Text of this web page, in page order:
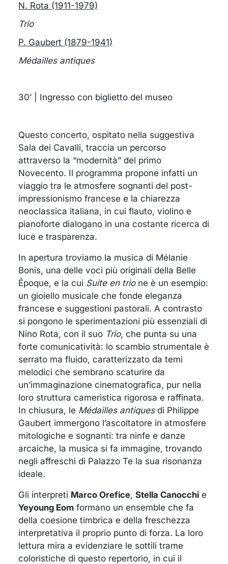
N. Rota (1911-1979)
Trio
P. Gaubert (1879-1941)
Médailles antiques
30’ | Ingresso con biglietto del museo
Questo concerto, ospitato nella suggestiva
Sala dei Cavalli, traccia un percorso
attraverso la “modernità” del primo
Novecento. Il programma propone infatti un
viaggio tra le atmosfere sognanti del post-
impressionismo francese e la chiarezza
neoclassica italiana, in cui flauto, violino e
pianoforte dialogano in una costante ricerca di
luce e trasparenza.
In apertura troviamo la musica di Mélanie
Bonis, una delle voci più originali della Belle
Époque, e la cui Suite en trio ne è un esempio:
un gioiello musicale che fonde eleganza
francese e suggestioni pastorali. A contrasto
si pongono le sperimentazioni più essenziali di
Nino Rota, con il suo Trio, che punta su una
forte comunicatività: lo scambio strumentale è
serrato ma fluido, caratterizzato da temi
melodici che sembrano scaturire da
un’immaginazione cinematografica, pur nella
loro struttura cameristica rigorosa e raffinata.
In chiusura, le Médailles antiques di Philippe
Gaubert immergono l’ascoltatore in atmosfere
mitologiche e sognanti: tra ninfe e danze
arcaiche, la musica si fa immagine, trovando
negli affreschi di Palazzo Te la sua risonanza
ideale.
Gli interpreti Marco Orefice, Stella Canocchi e
Yeyoung Eom formano un ensemble che fa
della coesione timbrica e della freschezza
interpretativa il proprio punto di forza. La loro
lettura mira a evidenziare le sottili trame
coloristiche di questo repertorio, in cui il